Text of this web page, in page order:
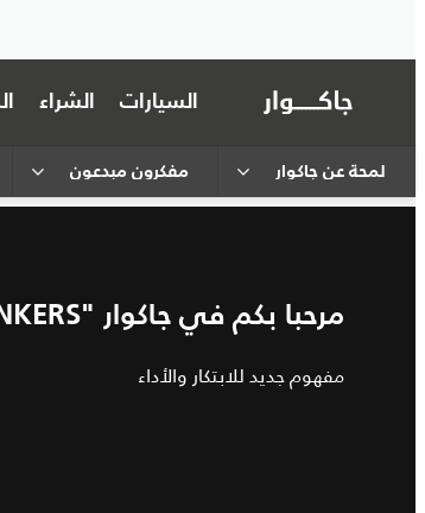
السيارات الشراء
لمحة عن جاكوار مفكرون مبدعون
مرحبا بكم في جاكوار "FORWARD THINKERS"
مفهوم جديد للابتكار والأداء